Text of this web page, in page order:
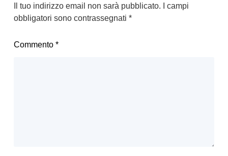
Il tuo indirizzo email non sarà pubblicato.
I campi
obbligatori sono contrassegnati *
Commento *